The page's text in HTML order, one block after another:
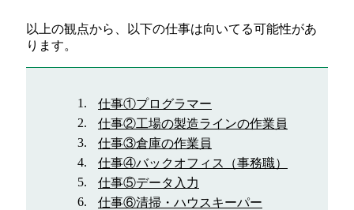
以上の観点から、以下の仕事は向いてる可能性があ
ります。
仕事①プログラマー
仕事②工場の製造ラインの作業員
仕事③倉庫の作業員
仕事④バックオフィス（事務職）
仕事⑤データ入力
仕事⑥清掃・ハウスキーパー